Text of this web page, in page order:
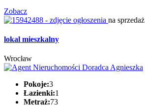
Zobacz
na sprzedaż
lokal mieszkalny
Wrocław
Pokoje:3
Łazienki:1
Metraż:73